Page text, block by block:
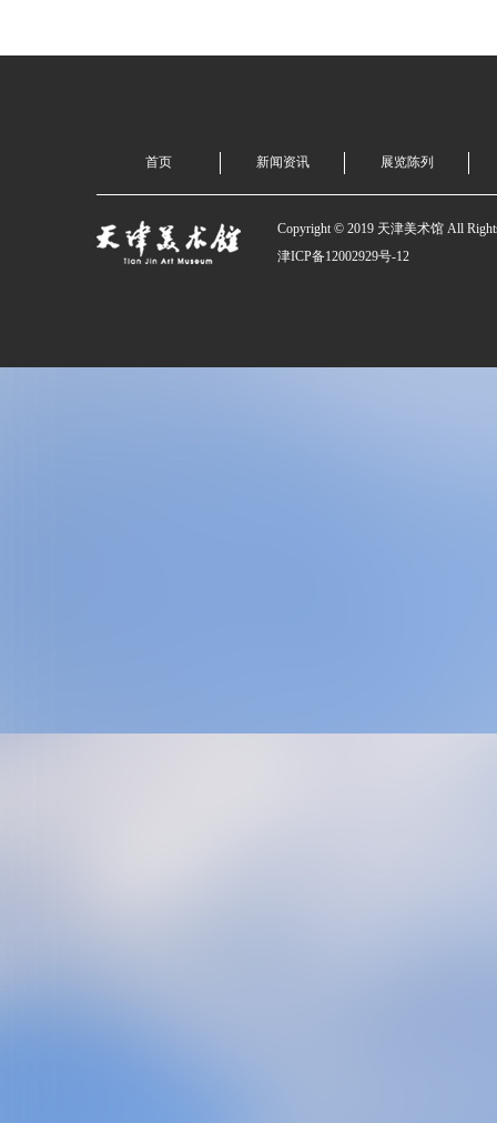
首页 新闻资讯 展览陈列
Copyright © 2019 天津美术馆 All
津ICP备12002929号-12